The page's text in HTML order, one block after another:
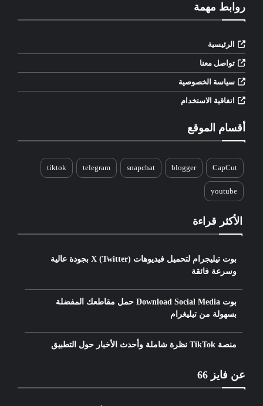
روابط مهمة
الرئيسية
تواصل معنا
سياسة الخصوصية
اتفاقية الاستخدام
أقسام الموقع
CapCut
blogger
snapchat
telegram
tiktok
youtube
الأكثر قراءة
بوت تيليجرام لتحميل فيديوهات X (Twitter) بجودة عالية
وسرعة فائقة
بوت Download Social Media حمل مقاطعك المفضلة
بسهولة من تيليغرام
منصة TikTok نظرة شاملة وأحدث الأخبار حول التطبيق
عن فايز 66